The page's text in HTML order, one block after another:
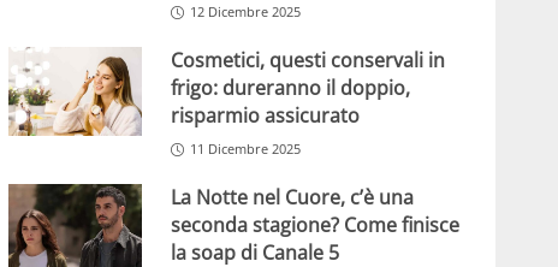
12 Dicembre 2025
Cosmetici, questi conservali in
frigo: dureranno il doppio,
risparmio assicurato
11 Dicembre 2025
La Notte nel Cuore, c’è una
seconda stagione? Come finisce
la soap di Canale 5